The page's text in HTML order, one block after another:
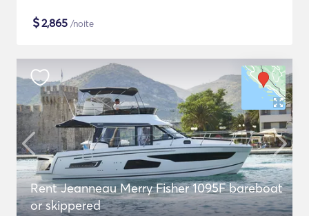
$2,865 /noite
Rent Jeanneau Merry Fisher 1095F bareboat
or skippered